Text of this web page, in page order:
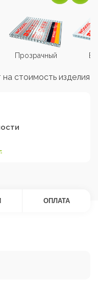
Прозрачный
стоимость изделия
ОПЛАТА